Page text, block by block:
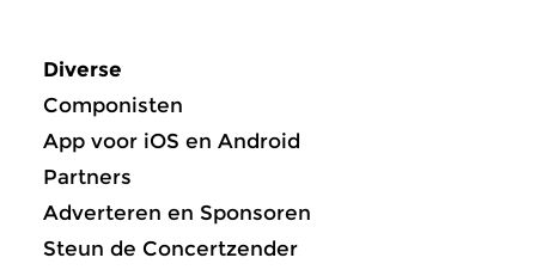
Diverse
Componisten
App voor iOS en Android
Partners
Adverteren en Sponsoren
Steun de Concertzender